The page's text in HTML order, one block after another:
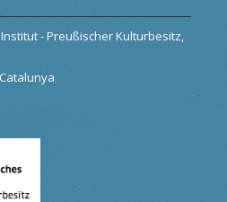
- Preußischer Kulturbesitz,